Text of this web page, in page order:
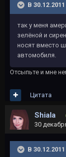
В
так у меня
зелёной и
носят вместо
автомобиля.
Отсыпьте и мне
Цитата
Shiala
30
В